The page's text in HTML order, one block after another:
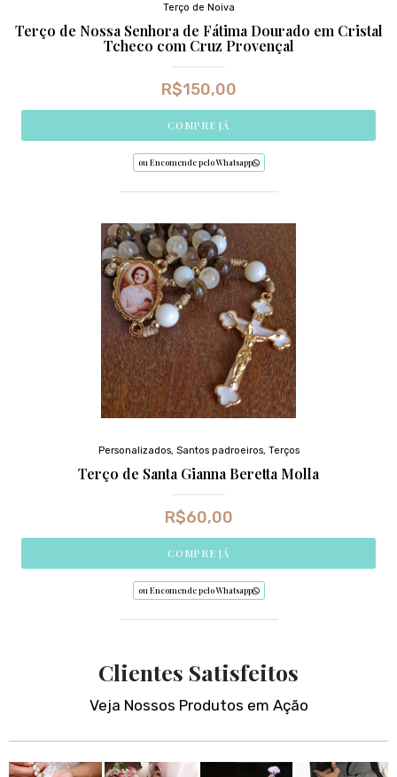
Terço de Noiva
Terço de Nossa Senhora de Fátima Dourado em Cristal
Tcheco com Cruz Provençal
R$150,00
COMPRE JÁ
ou Encomende pelo Whatsapp
Personalizados, Santos padroeiros, Terços
Terço de Santa Gianna Beretta Molla
R$60,00
COMPRE JÁ
ou Encomende pelo Whatsapp
Clientes Satisfeitos
Veja Nossos Produtos em Ação